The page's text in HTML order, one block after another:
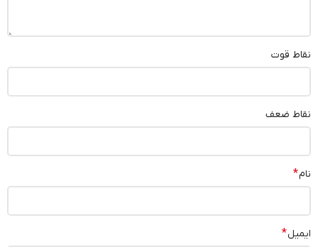
نقاط قوت
نقاط ضعف
نام*
ایمیل*